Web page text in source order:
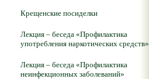
Крещенские посиделки
Лекция – беседа «Профилактика
употребления наркотических средств»
Лекция – беседа «Профилактика
неинфекционных заболеваний»